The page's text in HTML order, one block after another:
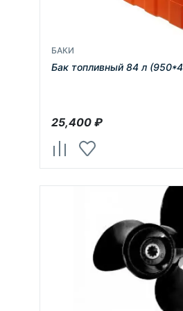
БАКИ
Бак топливный 84 л
25,400₽